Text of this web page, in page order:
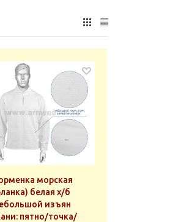
морская
белая х/б
изъян
пятно/точка/